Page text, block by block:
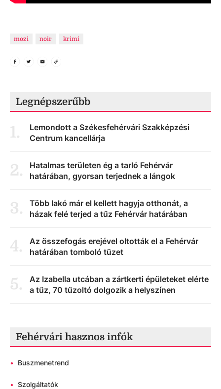
mozi noir krimi
Legnépszerűbb
1.
Lemondott a Székesfehérvári Szakképzési
Centrum kancellárja
2.
Hatalmas területen ég a tarló Fehérvár
határában, gyorsan terjednek a lángok
3.
Több lakó már el kellett hagyja otthonát, a
házak felé terjed a tűz Fehérvár határában
4.
Az összefogás erejével oltották el a Fehérvár
határában tomboló tüzet
5.
Az Izabella utcában a zártkerti épületeket elérte
a tűz, 70 tűzoltó dolgozik a helyszínen
Fehérvári hasznos infók
• Buszmenetrend
• Szolgáltatók